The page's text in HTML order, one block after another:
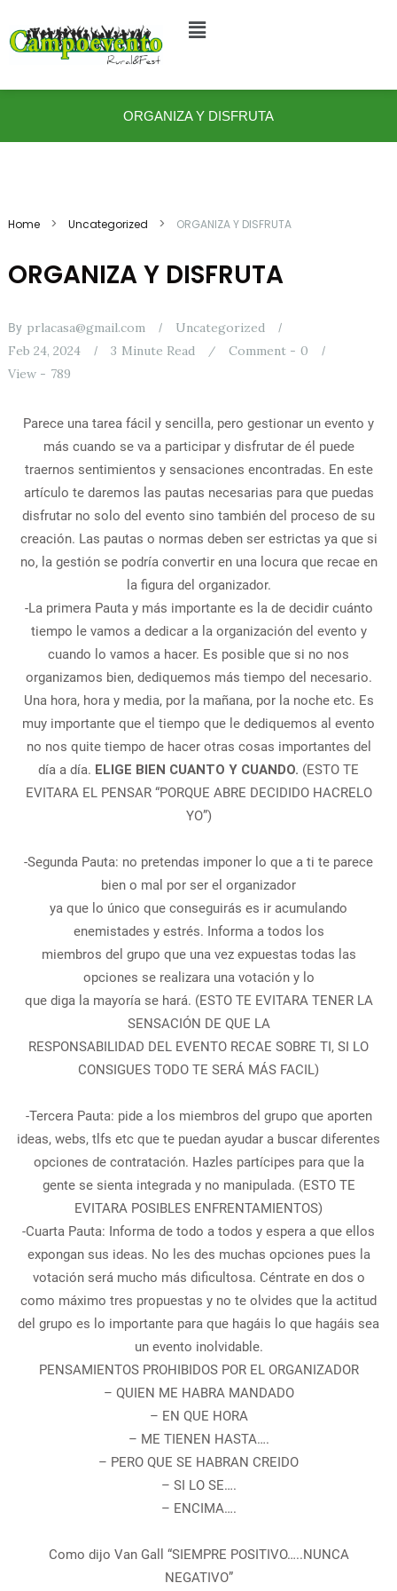
al
ORGANIZA Y DISFRUTA
Home Uncategorized ORGANIZA Y DISFRUTA
ORGANIZA Y DISFRUTA
By prlacasa@gmail.com
Uncategorized
Feb 24, 2024
3 Minute Read 0
Comment -
789
View -
Parece una tarea fácil y sencilla, pero gestionar un evento y
más cuando se va a participar y disfrutar de él puede
traernos sentimientos y sensaciones encontradas. En este
artículo te daremos las pautas necesarias para que puedas
disfrutar no solo del evento sino también del proceso de su
creación. Las pautas o normas deben ser estrictas ya que si
no, la gestión se podría convertir en una locura que recae en
la figura del organizador.
-La primera Pauta y más importante es la de decidir cuánto
tiempo le vamos a dedicar a la organización del evento y
cuando lo vamos a hacer. Es posible que si no nos
organizamos bien, dediquemos más tiempo del necesario.
Una hora, hora y media, por la mañana, por la noche etc. Es
muy importante que el tiempo que le dediquemos al evento
no nos quite tiempo de hacer otras cosas importantes del
día a día. ELIGE BIEN CUANTO Y CUANDO. (ESTO TE
EVITARA EL PENSAR “PORQUE ABRE DECIDIDO HACRELO
YO”)
-Segunda Pauta: no pretendas imponer lo que a ti te parece
bien o mal por ser el organizador
ya que lo único que conseguirás es ir acumulando
enemistades y estrés. Informa a todos los
miembros del grupo que una vez expuestas todas las
opciones se realizara una votación y lo
que diga la mayoría se hará. (ESTO TE EVITARA TENER LA
SENSACIÓN DE QUE LA
RESPONSABILIDAD DEL EVENTO RECAE SOBRE TI, SI LO
CONSIGUES TODO TE SERÁ MÁS FACIL)
-Tercera Pauta: pide a los miembros del grupo que aporten
ideas, webs, tlfs etc que te puedan ayudar a buscar diferentes
opciones de contratación. Hazles partícipes para que la
gente se sienta integrada y no manipulada. (ESTO TE
EVITARA POSIBLES ENFRENTAMIENTOS)
-Cuarta Pauta: Informa de todo a todos y espera a que ellos
expongan sus ideas. No les des muchas opciones pues la
votación será mucho más dificultosa. Céntrate en dos o
como máximo tres propuestas y no te olvides que la actitud
del grupo es lo importante para que hagáis lo que hagáis sea
un evento inolvidable.
PENSAMIENTOS PROHIBIDOS POR EL ORGANIZADOR
– QUIEN ME HABRA MANDADO
– EN QUE HORA
– ME TIENEN HASTA….
– PERO QUE SE HABRAN CREIDO
– SI LO SE….
– ENCIMA….
Como dijo Van Gall “SIEMPRE POSITIVO…..NUNCA
NEGATIVO”